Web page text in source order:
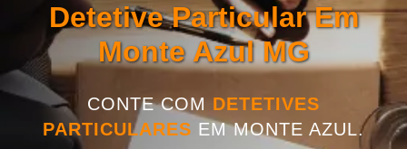
Detetive Particular Em
Monte Azul MG
CONTE COM DETETIVES
PARTICULARES EM MONTE AZUL.